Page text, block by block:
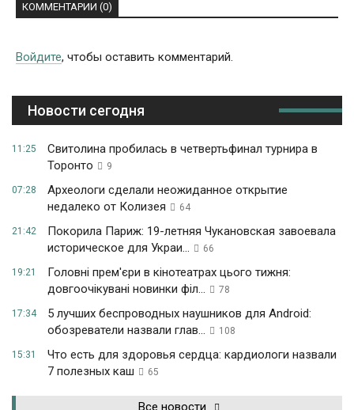
КОММЕНТАРИИ (0)
Войдите, чтобы оставить комментарий.
Новости сегодня
11:25
Свитолина пробилась в четвертьфинал турнира в
Торонто
9
07:28
Археологи сделали неожиданное открытие
недалеко от Колизея
64
21:42
Покорила Париж: 19-летняя Чукановская завоевала
историческое для Украи...
66
19:21
Головні прем'єри в кінотеатрах цього тижня:
довгоочікувані новинки філ...
78
17:34
5 лучших беспроводных наушников для Android:
обозреватели назвали глав...
108
15:31
Что есть для здоровья сердца: кардиологи назвали
7 полезных каш
65
Все новости